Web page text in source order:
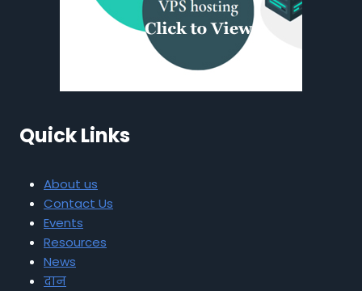
Quick Links
About us
Contact Us
Events
Resources
News
दान